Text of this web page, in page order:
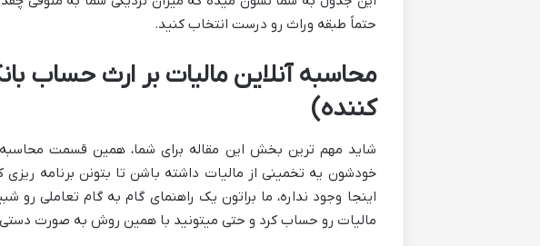
حتماً طبقه وراث رو درست انتخاب کنید.
محاسبه آنلاین مالیات بر ارث حساب
کننده)
شاید مهم ترین بخش این مقاله برای شما، همین قسمت
خودشون یه تخمینی از مالیات داشته باشن تا بتونن برنامه ریزی
اینجا وجود نداره، ما براتون یک راهنمای گام به گام تعاملی
مالیات رو حساب کرد و حتی میتونید با همین روش به صورت